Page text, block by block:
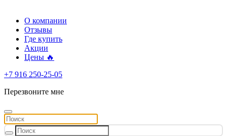
О компании
Отзывы
Где купить
Акции
Цены 🔥
+7 916 250-25-05
Перезвоните мне